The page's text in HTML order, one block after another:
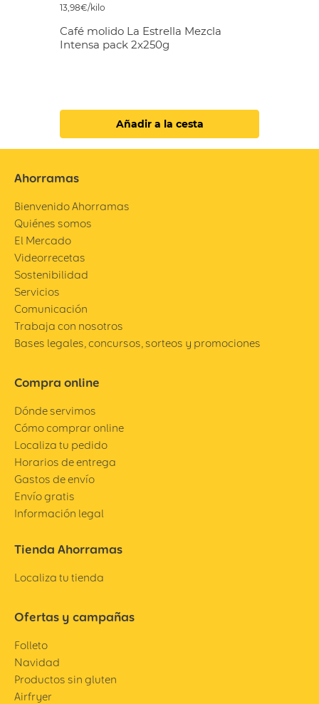
13,98€/kilo
Café molido La Estrella Mezcla
Intensa pack 2x250g
Añadir a la cesta
Ahorramas
Bienvenido Ahorramas
Quiénes somos
El Mercado
Videorrecetas
Sostenibilidad
Servicios
Comunicación
Trabaja con nosotros
Bases legales, concursos, sorteos y promociones
Compra online
Dónde servimos
Cómo comprar online
Localiza tu pedido
Horarios de entrega
Gastos de envío
Envío gratis
Información legal
Tienda Ahorramas
Localiza tu tienda
Ofertas y campañas
Folleto
Navidad
Productos sin gluten
Airfryer